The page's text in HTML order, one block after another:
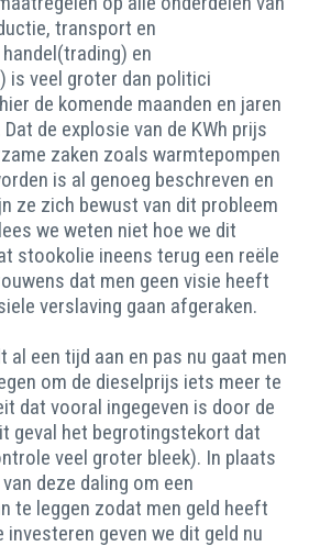
transport en
en
is veel groter dan politici
de komende maanden en jaren
de explosie van de KWh prijs
zaken zoals warmtepompen
is al genoeg beschreven en
ze zich bewust van dit probleem
we weten niet hoe we dit
stookolie ineens terug een reële
dat men geen visie heeft
verslaving gaan afgeraken.
al een tijd aan en pas nu gaat men
om de dieselprijs iets meer te
dat vooral ingegeven is door de
geval het begrotingstekort dat
veel groter bleek). In plaats
deze daling om een
te leggen zodat men geld heeft
geven we dit geld nu